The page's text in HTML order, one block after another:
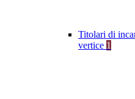
Titolari di
vertice 1